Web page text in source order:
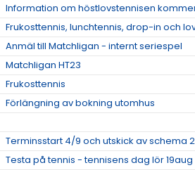
Information om höstlovstennisen
Frukosttennis, lunchtennis, drop-in och
Anmäl till Matchligan - internt seriespel
Matchligan HT23
Frukosttennis
Förlängning av bokning utomhus
Terminsstart 4/9 och utskick av schema
Testa på tennis - tennisens dag lör 19aug